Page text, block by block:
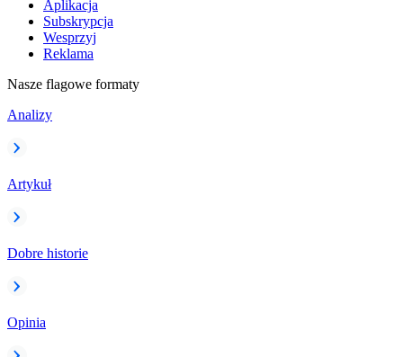
Aplikacja
Subskrypcja
Wesprzyj
Reklama
Nasze flagowe formaty
Analizy
Artykuł
Dobre historie
Opinia